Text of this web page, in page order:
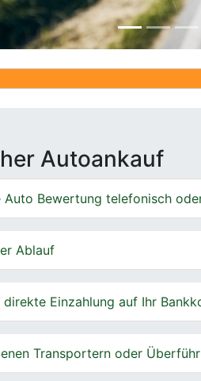
Autoankauf
Auto Bewertung telefonisch
Ablauf
Einzahlung auf Ihr
Transportern oder